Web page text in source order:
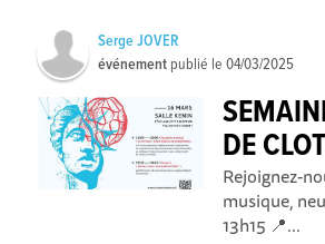
Serge JOVER
événement publié le04/03/2025
DE
Rejoignez-
musique,
13h15 📍...